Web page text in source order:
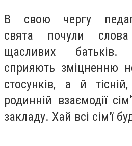
В свою чергу
свята почули
щасливих батьків.
сприяють зміцненню
стосунків, а й
родинній взаємодії
закладу. Хай всі сім'ї